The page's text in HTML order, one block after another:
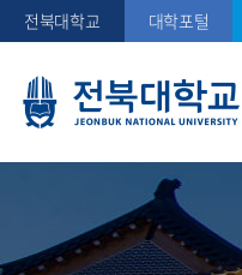
전북대학교 대학포털